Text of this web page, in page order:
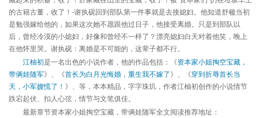
的古籍古董，收了！-谢执砚回到部队第一件事就是去接媳妇。他知道舒楹当初
是勉强嫁给他的，如果这次她不愿跟他过日子，他接受离婚。只是到部队以
后，曾经冷漠的小媳妇，好像和曾经不一样了？漂亮媳妇白天对着他笑，晚上
在他怀里哭。谢执砚：离婚是不可能的，这辈子都不行。
江柚初是一名出色的小说作者，他的作品包括：《资本家小姐掏空宝藏，
带俩娃随军》、《首长为白月光悔婚，重生我不嫁了》、《穿到折辱首长当
天，小军嫂慌了！ 》、等，本本精品，字字珠玑，作者江柚初创作的小说情节
跌宕起伏、扣人心弦，情节与文笔俱佳。
最新章节资本家小姐掏空宝藏，带俩娃随军全文阅读推荐地址：